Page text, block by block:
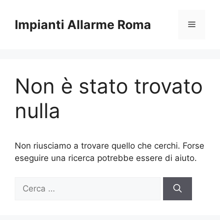
contenuto
Impianti Allarme Roma Menu
Non è stato trovato
nulla
Non riusciamo a trovare quello che cerchi. Forse
eseguire una ricerca potrebbe essere di aiuto.
per: